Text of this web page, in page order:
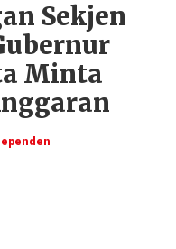
Sekjen
Minta